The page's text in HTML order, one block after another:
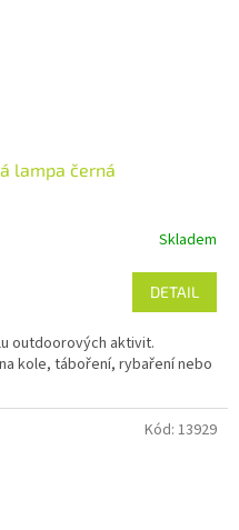
lampa černá
Skladem
DETAIL
outdoorových aktivit.
kole, táboření, rybaření nebo
Kód: 13929